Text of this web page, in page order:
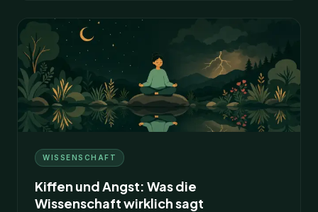
11 Min.1. Februar 2026
WISSENSCHAFT
Kiffen und Angst: Was die
Wissenschaft wirklich sagt